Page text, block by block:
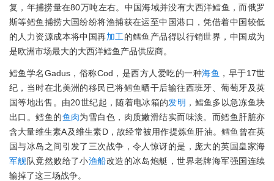
复，年捕捞量在80万吨左右。中国海域并没有大西洋鳕鱼，而俄罗
斯等鳕鱼捕捞大国纷纷将渔捕获在运至中国港口，凭借着中国较低
的人力资源成本将中国再加工的鳕鱼产品得以行销世界，中国成为
是欧洲市场最大的大西洋鳕鱼产品供应商。
鳕鱼学名Gadus，俗称Cod，是西方人爱吃的一种海鱼 ，早于17世
纪，当时在北美洲的移民已将鳕鱼晒干后输往西班牙、葡萄牙及英
国等地出售。由20世纪起，随着电冰箱的发明 ，鳕鱼多以急冻鱼块
出口。鳕鱼的鱼肉为雪白色，肉质嫩滑结实而味淡。而鳕鱼肝脏亦
含大量维生素A及维生素D，故经常被用作提炼鱼肝油。鳕鱼曾在英
国与冰岛之间引发了三次战争，令人惊讶的是，庞大的英国皇家海
军舰队竟然败给了小渔船改造的冰岛炮艇，世界老牌海军强国连续
输掉了这三场战争。